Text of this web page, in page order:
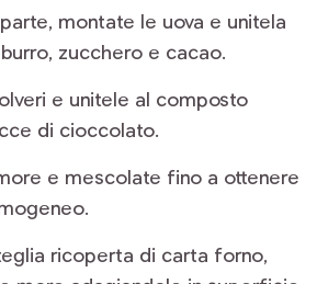
montate le uova e unitela
zucchero e cacao.
e unitele al composto
di cioccolato.
e mescolate fino a ottenere
ricoperta di carta forno,